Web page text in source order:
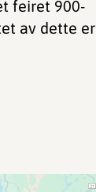
feiret 900-
av dette er